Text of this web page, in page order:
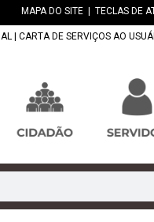
MAPA DO SITE TECLAS DE
CARTA DE SERVIÇOS AO